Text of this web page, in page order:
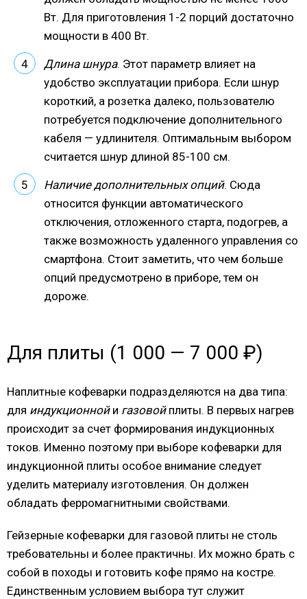
Вт. Для приготовления 1-2 порций достаточно
мощности в 400 Вт.
Длина шнура. Этот параметр влияет на
удобство эксплуатации прибора. Если шнур
короткий, а розетка далеко, пользователю
потребуется подключение дополнительного
кабеля — удлинителя. Оптимальным выбором
считается шнур длиной 85-100 см.
Наличие дополнительных опций. Сюда
относится функции автоматического
отключения, отложенного старта, подогрев, а
также возможность удаленного управления со
смартфона. Стоит заметить, что чем больше
опций предусмотрено в приборе, тем он
дороже.
Для плиты (1 000 — 7 000 ₽)
Наплитные кофеварки подразделяются на два типа:
для индукционнойи газовойплиты. В первых нагрев
происходит за счет формирования индукционных
токов. Именно поэтому при выборе кофеварки для
индукционной плиты особое внимание следует
уделить материалу изготовления. Он должен
обладать ферромагнитными свойствами.
Гейзерные кофеварки для газовой плиты не столь
требовательны и более практичны. Их можно брать с
собой в походы и готовить кофе прямо на костре.
Единственным условием выбора тут служит